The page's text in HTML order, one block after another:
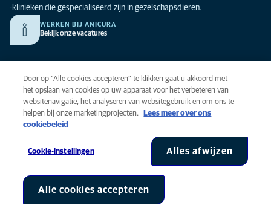
-klinieken die gespecialiseerd zijn in gezelschapsdieren.
WERKEN BIJ ANICURA
Bekijk onze vacatures
Privacy
Algemene voorwaarden
Cookies
Toegankelijkheid
AniCura is onderdeel van Mars, Inc © 2026
Cookie-instellingen
Door op “Alle cookies accepteren” te klikken gaat u akkoord met
het opslaan van cookies op uw apparaat voor het verbeteren van
websitenavigatie, het analyseren van websitegebruik en om ons te
helpen bij onze marketingprojecten.
Lees meer over ons
cookiebeleid
Cookie-instellingen Alles afwijzen
Alle cookies accepteren